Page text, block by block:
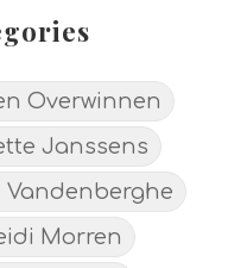
Overwinnen
Janssens
Vandenberghe
Morren